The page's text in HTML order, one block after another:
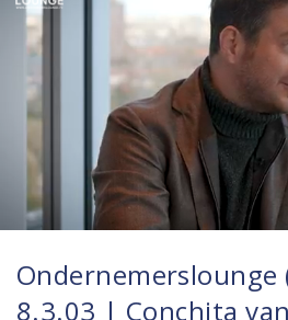
Ondernemerslounge
8.3.03 | Conchita